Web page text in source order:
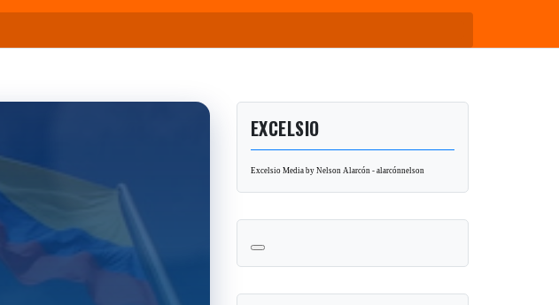
EXCELSIO
Excelsio Media by Nelson Alarcón - alarcónnelson